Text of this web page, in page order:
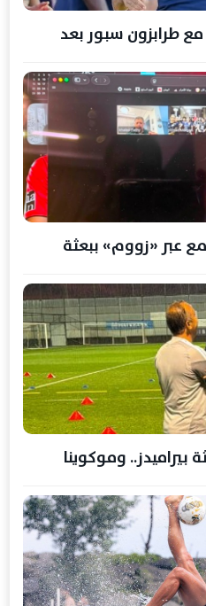
طرابزون سبور بعد
عبر «زووم» ببعثة
بيراميدز.. وموكوينا